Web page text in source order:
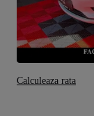
Calculeaza rata